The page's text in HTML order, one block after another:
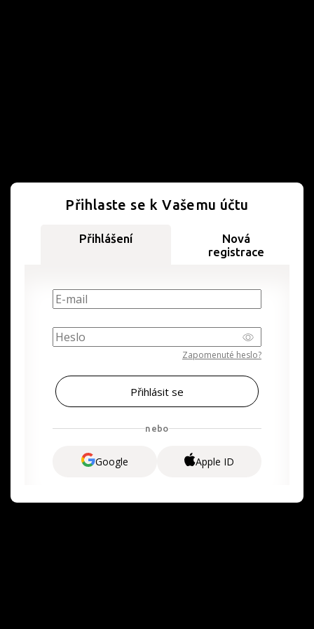
Přihlaste se k Vašemu účtu
Přihlášení
Nová
registrace
Zapomenuté heslo?
nebo
Google Apple ID